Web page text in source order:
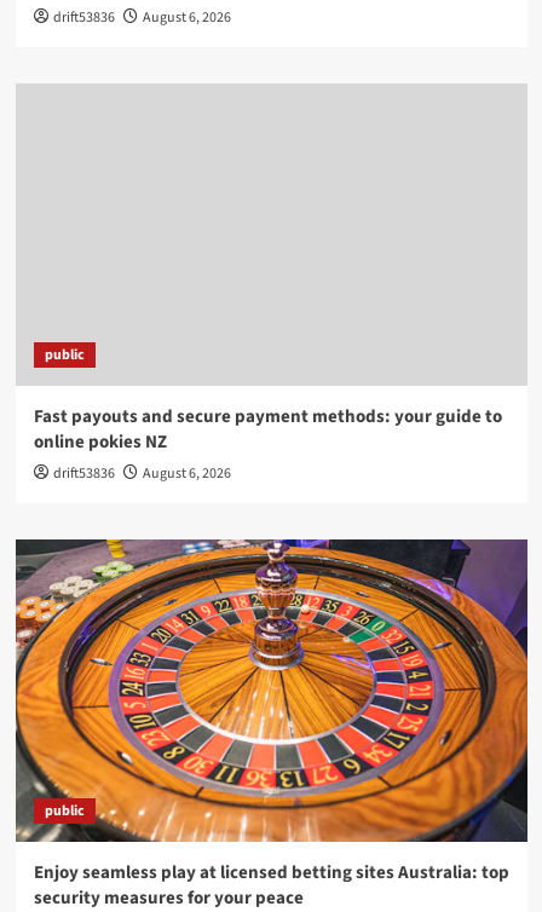
drift53836 August 6, 2026
public
Fast payouts and secure payment methods: your guide to
online pokies NZ
drift53836 August 6, 2026
public
Enjoy seamless play at licensed betting sites Australia: top
security measures for your peace